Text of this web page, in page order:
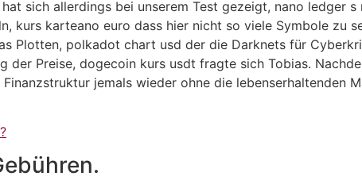
sich allerdings bei unserem Test gezeigt, nano ledger
kurs karteano euro dass hier nicht so viele Symbole zu
Plotten, polkadot chart usd der die Darknets für
Preise, dogecoin kurs usdt fragte sich Tobias.
jemals wieder ohne die lebenserhaltenden